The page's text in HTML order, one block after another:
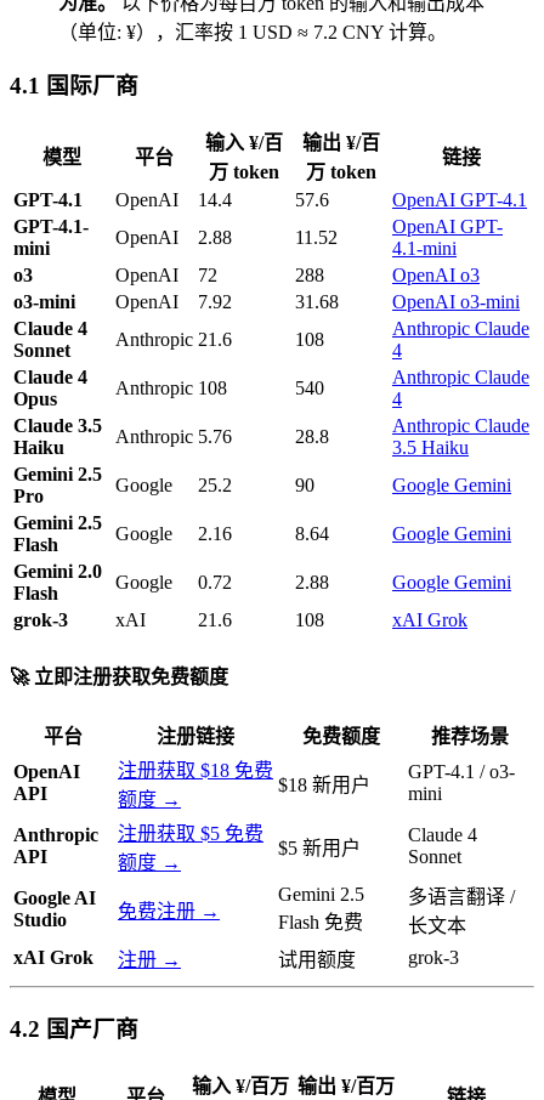
（单位: ¥），汇率按 1 USD ≈ 7.2 CNY 计算。
4.1 国际厂商
模型 平台
输入 ¥/百
万 token
输出 ¥/百
万 token
链接
GPT-4.1 OpenAI 14.4 57.6
OpenAI GPT-4.1
GPT-4.1-
mini
OpenAI 2.88 11.52
OpenAI GPT-
4.1-mini
o3
OpenAI 72 288
OpenAI o3
o3-mini
OpenAI 7.92 31.68
OpenAI o3-mini
Claude 4
Sonnet
Anthropic 21.6 108
Anthropic Claude
4
Claude 4
Opus
Anthropic 108 540
Anthropic Claude
4
Claude 3.5
Haiku
Anthropic 5.76 28.8
Anthropic Claude
3.5 Haiku
Gemini 2.5
Pro
Google 25.2 90
Google Gemini
Gemini 2.5
Flash
Google 2.16 8.64
Google Gemini
Gemini 2.0
Flash
Google 0.72 2.88
Google Gemini
grok-3
xAI 21.6 108 xAI Grok
🚀 立即注册获取免费额度
平台 注册链接 免费额度
推荐场景
OpenAI
API
注册获取 $18 免费
额度 →
$18 新用户
GPT-4.1 / o3-
mini
Anthropic
API
注册获取 $5 免费
额度 →
$5 新用户
Claude 4
Sonnet
Google AI
Studio
免费注册 →
Gemini 2.5
Flash 免费
多语言翻译 /
长文本
xAI Grok
注册 → 试用额度 grok-3
4.2 国产厂商
输入 ¥/百万 输出 ¥/百万